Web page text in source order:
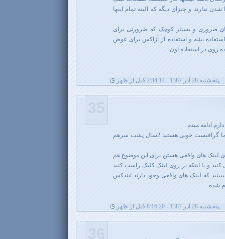
اختصاصی ندارند و قابلیت bookmark شدن ندارند و چیزای دیگه که البته تمام اینها
های ضروری و بسیار کوچک که ضرورتی برای
بشه و استفاده از آژاکس برای عوض
روی در استفاده اون.
پنجشنبه 28 آذر 1387 - 2:34:14 قبل از ظهر
ادامه میدم .
و بعد از اون از لحاظ گرافیک که شما گرافیست خوبی هستید 2سال پشت سرهم
لینک های واقعی هستن برای این موضوع هم
کنید و یا اینکه بر روی لینک کلیک راست کنید
که لینک های واقعی وجود دارند ایندکس
شده .
پنجشنبه 28 آذر 1387 - 8:16:20 قبل از ظهر